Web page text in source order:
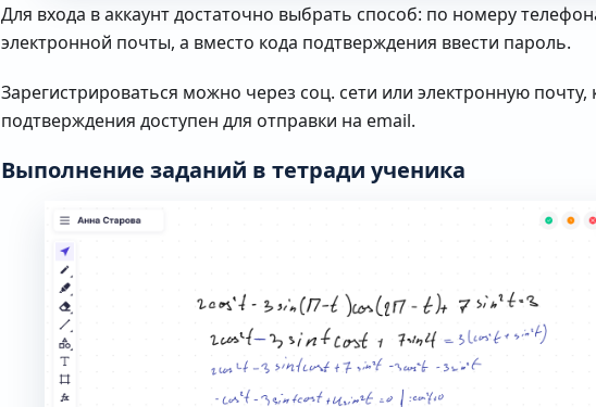
Для входа в аккаунт достаточно выбрать способ: по номеру
электронной почты, а вместо кода подтверждения ввести пароль.
Зарегистрироваться можно через соц. сети или электронную почту,
подтверждения доступен для отправки на email.
Выполнение заданий в тетради ученика